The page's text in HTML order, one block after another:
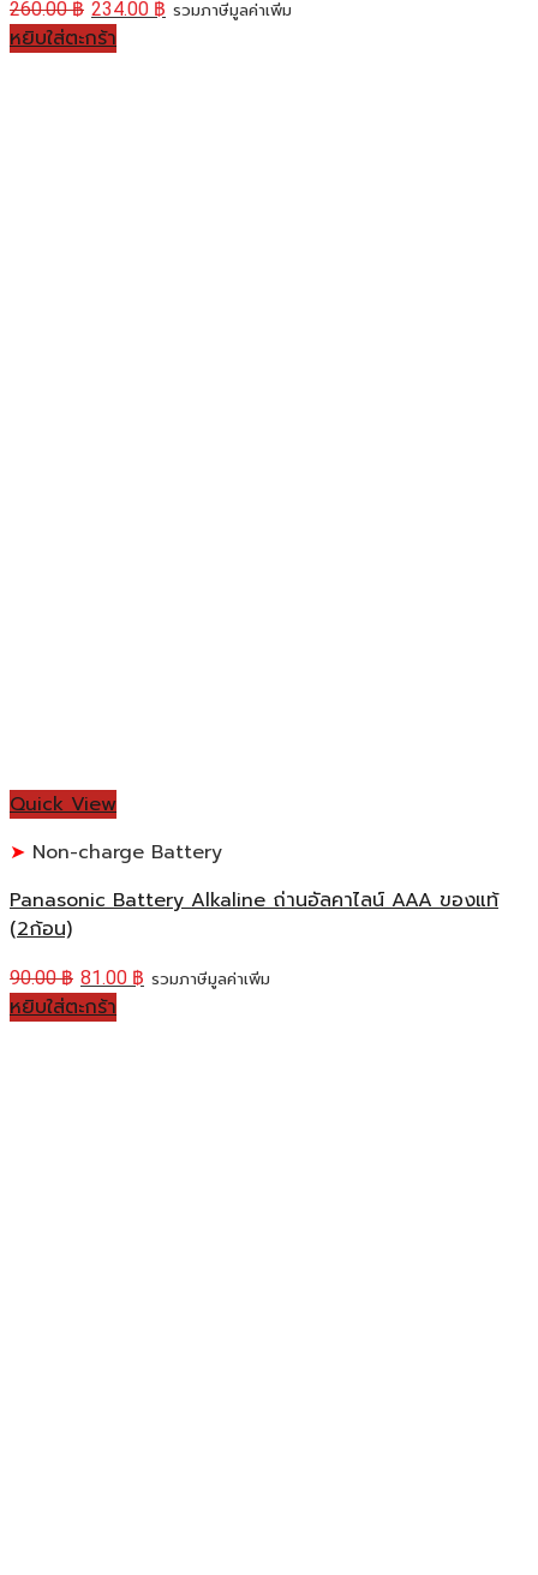
260.00฿ 234.00 ฿ รวมภาษีมูลค่าเพิ่ม
หยิบใส่ตะกร้า
Quick View
Non-charge Battery
Panasonic Battery Alkaline ถ่านอัลคาไลน์ AAA ของแท้
(2ก้อน)
90.00฿ 81.00 ฿ รวมภาษีมูลค่าเพิ่ม
หยิบใส่ตะกร้า